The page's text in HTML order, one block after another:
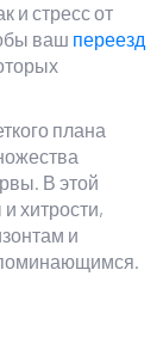
и стресс от
ваш переезд
плана
В этой
хитрости,
и